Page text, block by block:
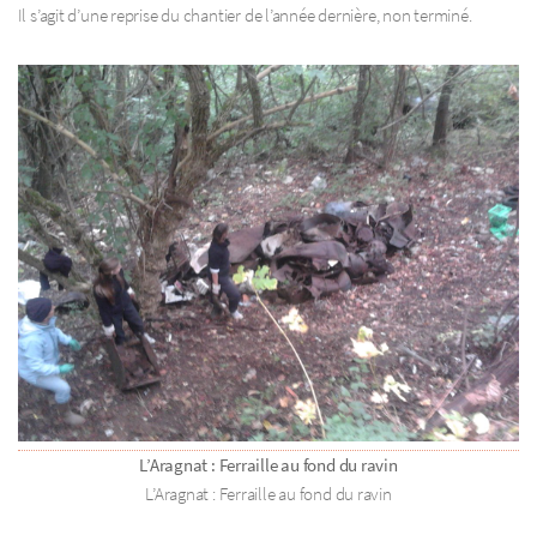
Il s’agit d’une reprise du chantier de l’année dernière, non terminé.
L’Aragnat : Ferraille au fond du ravin
L’Aragnat : Ferraille au fond du ravin